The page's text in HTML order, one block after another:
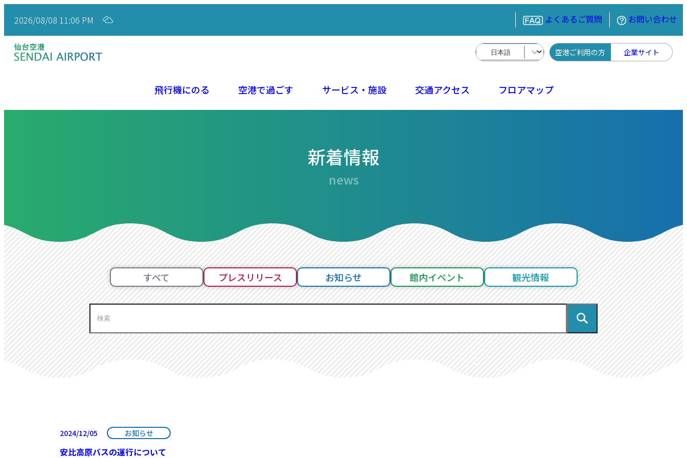
2026/08/08 11:06 PM よくあるご質問 お問い合わせ
空港ご利用の方 企業サイト
飛行機にのる 空港で過ごす サービス・施設 交通アクセス フロアマップ
新着情報
news
すべて プレスリリース お知らせ 館内イベント 観光情報
2024/12/05 お知らせ
安比高原バスの運行について